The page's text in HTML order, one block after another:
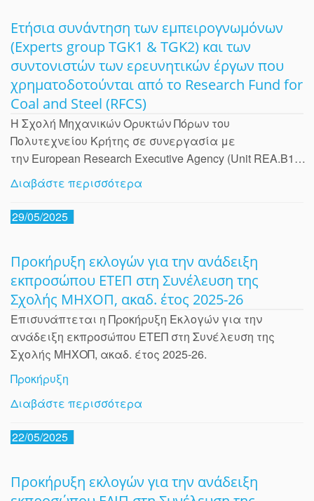
Ετήσια συνάντηση των εμπειρογνωμόνων
(Experts group TGK1 & TGK2) και των
συντονιστών των ερευνητικών έργων που
χρηματοδοτούνται από το Research Fund for
Coal and Steel (RFCS)
Η Σχολή Μηχανικών Ορυκτών Πόρων του
Πολυτεχνείου Κρήτης σε συνεργασία με
την European Research Executive Agency (Unit REA.B1…
Διαβάστε περισσότερα
29/05/2025
Προκήρυξη εκλογών για την ανάδειξη
εκπροσώπου ΕΤΕΠ στη Συνέλευση της
Σχολής ΜΗΧΟΠ, ακαδ. έτος 2025-26
Επισυνάπτεται η Προκήρυξη Εκλογών για την
ανάδειξη εκπροσώπου ΕΤΕΠ στη Συνέλευση της
Σχολής ΜΗΧΟΠ, ακαδ. έτος 2025-26.
Προκήρυξη
Διαβάστε περισσότερα
22/05/2025
Προκήρυξη εκλογών για την ανάδειξη